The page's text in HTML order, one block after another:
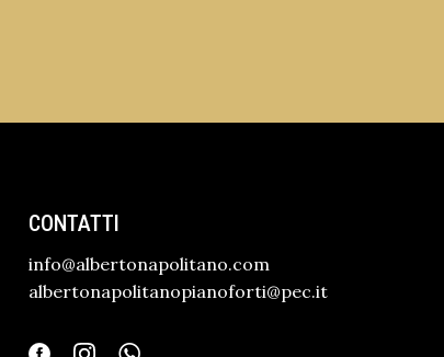
CONTATTI
info@albertonapolitano.com
albertonapolitanopianoforti@pec.it